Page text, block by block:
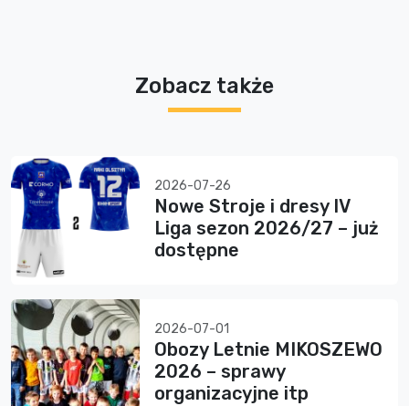
Zobacz także
2026-07-26
Nowe Stroje i dresy IV
Liga sezon 2026/27 – już
dostępne
2026-07-01
Obozy Letnie MIKOSZEWO
2026 – sprawy
organizacyjne itp